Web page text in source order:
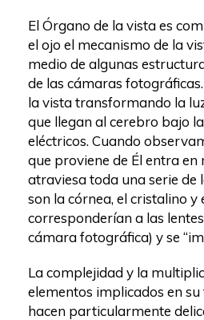
El Órgano de la vista es
el ojo el mecanismo de la
medio de algunas
de las cámaras
la vista transformando la
que llegan al cerebro bajo
eléctricos. Cuando
que proviene de Él entra en
atraviesa toda una serie de
son la córnea, el cristalino y
corresponderí­an a las
cámara fotográfica) y se
La complejidad y la
elementos implicados en
hacen particularmente